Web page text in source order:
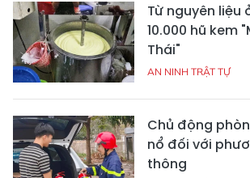
Từ nguyên liệu
10.000 hũ kem
Thái"
AN NINH TRẬT TỰ
Chủ động
nổ đối với
thông